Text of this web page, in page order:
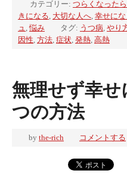
カテゴリー: つらくなった
きになる 大切な人へ 幸せに
ュ ,悩み タグ: うつ病 やり
因性 方法 症状 発熱 高熱
無理せず幸
つの方法
by the-rich コメントする